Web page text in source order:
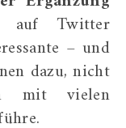
auf Twitter
– und
dazu, nicht
mit vielen